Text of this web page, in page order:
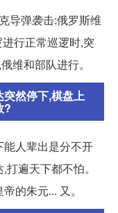
导弹袭击:俄罗斯维
行正常巡逻时,突
维和部队进行。
然停下,棋盘上
?
人辈出是分不开
遍天下都不怕。
的朱元... 又。